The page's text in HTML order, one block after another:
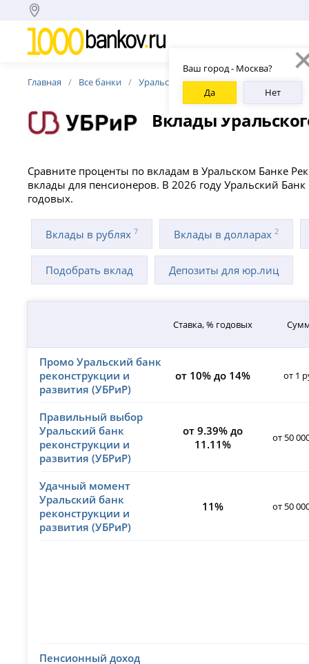
Ваш город - Москва?
Да
Нет
Главная Все банки Уральский Банк Реконструкции и
Вклады
Сравните проценты по вкладам в Уральском Банке
вклады для пенсионеров. В 2026 году Уральский
годовых.
Вклады в рублях 7 Вклады в долларах2
Подобрать вклад Депозиты для юр.лиц
Ставка, % годовых
Промо Уральский банк
реконструкции и
развития (УБРиР)
от 10% до 14% от 1
Правильный выбор
Уральский банк
реконструкции и
развития (УБРиР)
от 9.39% до
11.11%
от 50
Удачный момент
Уральский банк
реконструкции и
развития (УБРиР)
11% от 50
Пенсионный доход